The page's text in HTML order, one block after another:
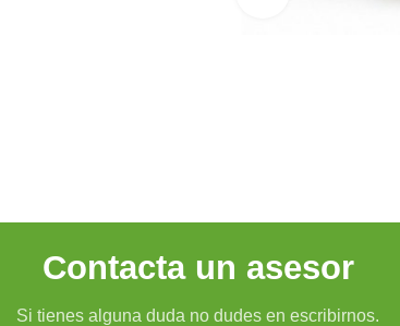
Contacta un asesor
Si tienes alguna duda no dudes en escribirnos.